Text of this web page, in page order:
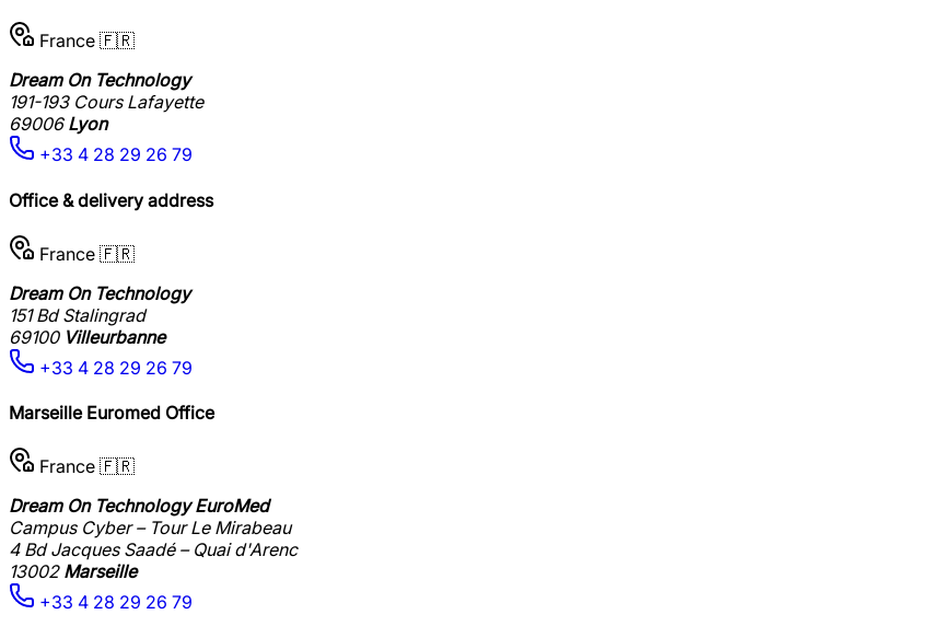
France 🇫🇷
Dream On Technology
191-193 Cours Lafayette
69006 Lyon
+33 4 28 29 26 79
Office & delivery address
France 🇫🇷
Dream On Technology
151 Bd Stalingrad
69100 Villeurbanne
+33 4 28 29 26 79
Marseille Euromed Office
France 🇫🇷
Dream On Technology EuroMed
Campus Cyber – Tour Le Mirabeau
4 Bd Jacques Saadé – Quai d'Arenc
13002 Marseille
+33 4 28 29 26 79